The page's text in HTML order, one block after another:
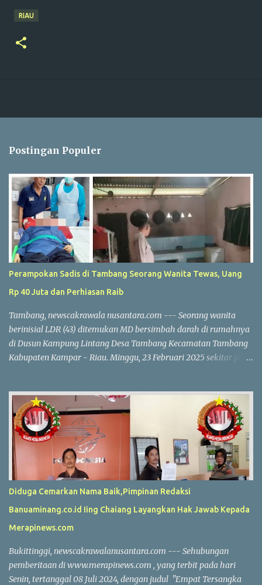
RIAU
Postingan Populer
Perampokan Sadis di Tambang Seorang Wanita Tewas, Uang
Rp 40 Juta dan Perhiasan Raib
Tambang, newscakrawala nusantara.com --- Seorang wanita
berinisial LDR (43) ditemukan MD bersimbah darah di rumahnya
di Dusun Kampung Lintang Desa Tambang Kecamatan Tambang
Kabupaten Kampar - Riau. Minggu, 23 Februari 2025 sekitar jam
hilang. Kapolres Kampar AKBP Ronald Sumaja mengungkapkan
bahwa korban pertama kali ditemukan oleh anaknya R (17). Saat
itu R melihat pintu belakang rumah dalam kondisi terbuka dan
langsung masuk bersama saksi lain. "Mereka menemukan korban
dalam kondisi terlentang di dapur dengan tubuh kaku dan kepala
berlumuran darah," ungkap AKBP Ronald Sumaja. Di dekat jasad
panik segera membawa korban ke RS Aulia, tetapi dokter
memastikan bahwa korban sudah meninggal dunia. Hasil
pemeriksaan polisi menunjukkan adanya tanda-tanda kekerasan
Diduga Cemarkan Nama Baik,Pimpinan Redaksi
Banuaminang.co.id Iing Chaiang Layangkan Hak Jawab Kepada
Merapinews.com
Bukittinggi, newscakrawalanusantara.com --- Sehubungan
pemberitaan di www.merapinews.com , yang terbit pada hari
Senin, tertanggal 08 Juli 2024, dengan judul "Empat Tersangka